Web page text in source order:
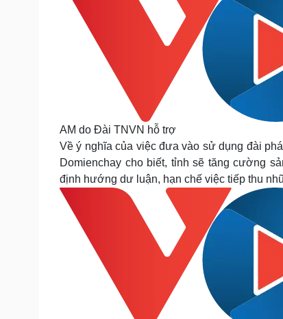
AM do Đài TNVN hỗ trợ
Về ý nghĩa của việc đưa vào sử dụng đài
Domienchay cho biết, tỉnh sẽ tăng cường
định hướng dư luận, hạn chế việc tiếp thu